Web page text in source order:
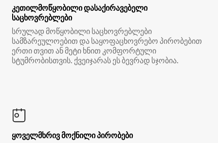
კეთილმოწყობილი დასაქირავებელი
საცხოვრებლები
სრულად მოწყობილი საცხოვრებლები
სამზარეულოებით და საყოფაცხოვრებო პირობებით
ერთი თვით ან მეტი ხნით კომფორტული
სტუმრობისთვის. ქვეიჯარას ეს ბევრად სჯობია.
ყოველმხრივ მოქნილი პირობები